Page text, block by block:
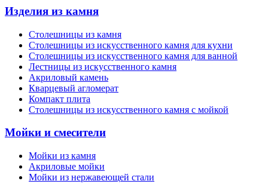
Изделия из камня
Столешницы из камня
Cтолешницы из искусственного камня для кухни
Cтолешницы из искусственного камня для ванной
Лестницы из искусственного камня
Акриловый камень
Кварцевый агломерат
Компакт плита
Столешницы из искусственного камня с мойкой
Мойки и смесители
Мойки из камня
Акриловые мойки
Мойки из нержавеющей стали